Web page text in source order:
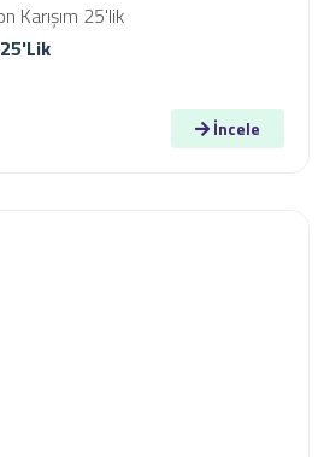
Karışım 25'lik
25'lik
İncele